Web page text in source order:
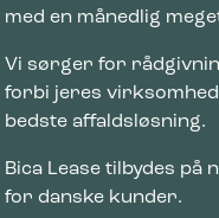
med en månedlig
Vi sørger for
forbi jeres
bedste affaldsløsning.
Bica Lease tilbydes
for danske kunder.